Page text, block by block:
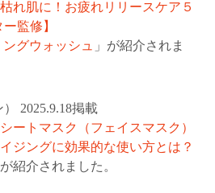
れ肌に！お疲れリリースケア５
監修】
グウォッシュ
」が紹介されま
2025.9.18掲載
ートマスク（フェイスマスク）
ジングに効果的な使い方とは？
が紹介されました。